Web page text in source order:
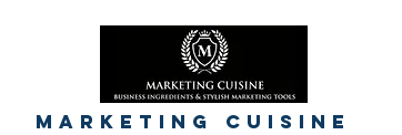
Marketing Cuisine